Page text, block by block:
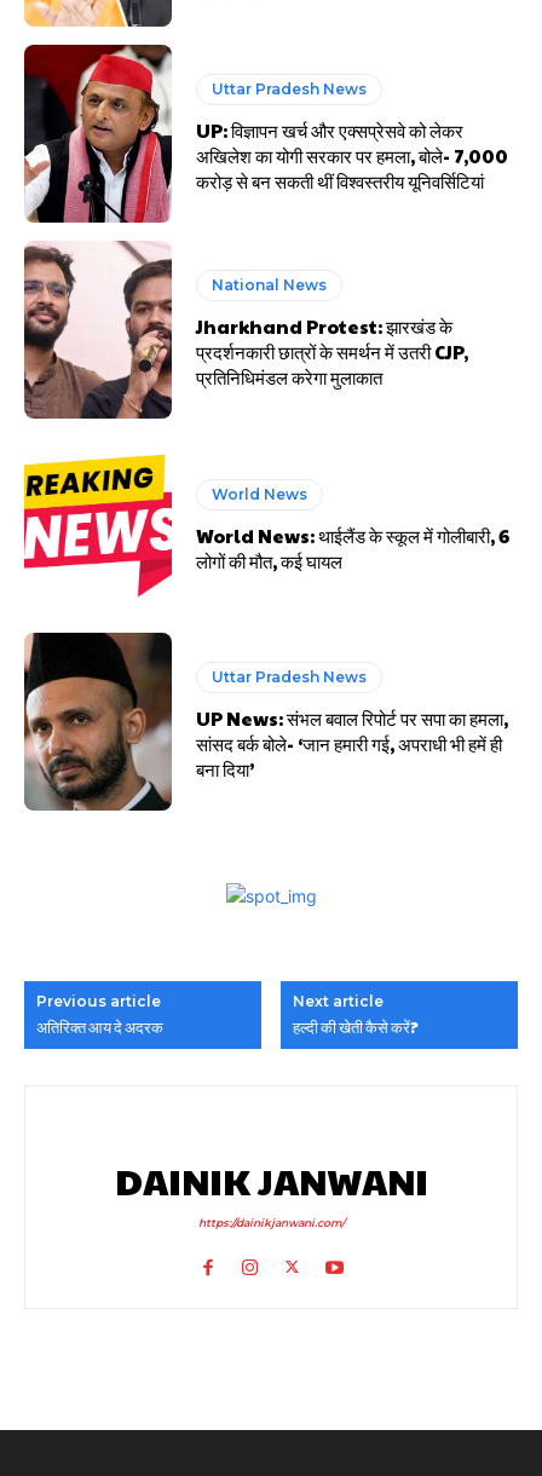
Uttar Pradesh News
UP: विज्ञापन खर्च और एक्सप्रेसवे को लेकर
अखिलेश का योगी सरकार पर हमला, बोले- 7,000
करोड़ से बन सकती थीं विश्वस्तरीय यूनिवर्सिटियां
National News
Jharkhand Protest: झारखंड के
प्रदर्शनकारी छात्रों के समर्थन में उतरी CJP,
प्रतिनिधिमंडल करेगा मुलाकात
World News
World News: थाईलैंड के स्कूल में गोलीबारी, 6
लोगों की मौत, कई घायल
Uttar Pradesh News
UP News: संभल बवाल रिपोर्ट पर सपा का हमला,
सांसद बर्क बोले- ‘जान हमारी गई, अपराधी भी हमें ही
बना दिया’
Previous article
अतिरिक्त आय दे अदरक
Next article
हल्दी की खेती कैसे करें?
DAINIK JANWANI
https://dainikjanwani.com/